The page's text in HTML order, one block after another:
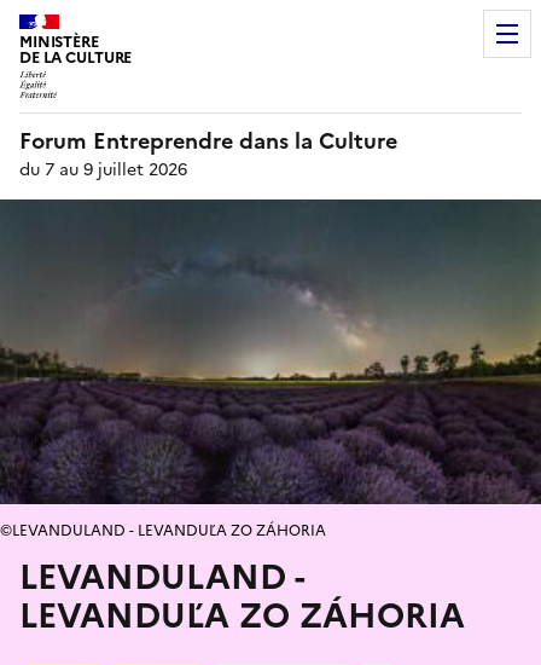
MINISTÈRE
DE LA CULTURE
Forum Entreprendre dans la Culture
du 7 au 9 juillet 2026
LEVANDULAND -
LEVANDUĽA ZO ZÁHORIA
©LEVANDULAND - LEVANDUĽA ZO ZÁHORIA